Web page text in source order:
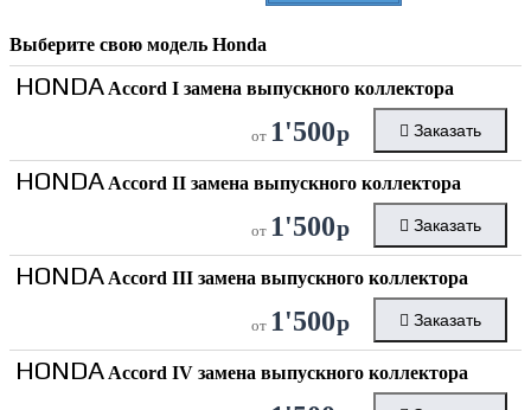
Выберите свою модель Honda
HONDA Accord I замена выпускного коллектора
от 1'500р Заказать
HONDA Accord II замена выпускного коллектора
от 1'500р Заказать
HONDA Accord III замена выпускного коллектора
от 1'500р Заказать
HONDA Accord IV замена выпускного коллектора